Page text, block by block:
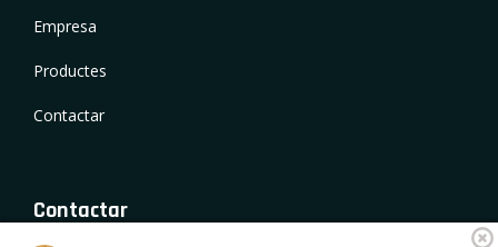
Empresa
Productes
Contactar
Contactar